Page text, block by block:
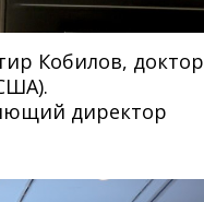
Кобилов, доктор
директор